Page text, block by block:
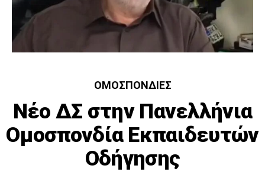
ΟΜΟΣΠΟΝΔΊΕΣ
Νέο ΔΣ στην Πανελλήνια
Ομοσπονδία Εκπαιδευτών
Οδήγησης